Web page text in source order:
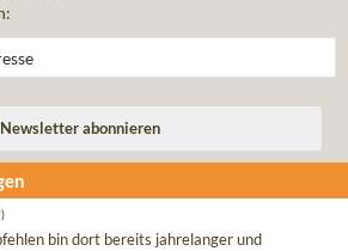
bin dort bereits jahrelanger und